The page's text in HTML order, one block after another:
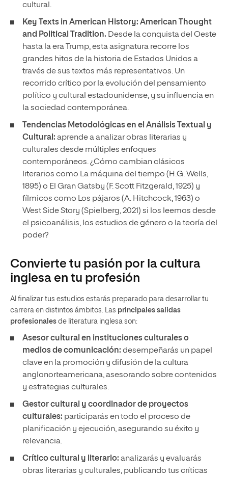
cultural.
Key Texts in American History: American Thought
and Political Tradition. Desde la conquista del Oeste
hasta la era Trump, esta asignatura recorre los
grandes hitos de la historia de Estados Unidos a
través de sus textos más representativos. Un
recorrido crítico por la evolución del pensamiento
político y cultural estadounidense, y su influencia en
la sociedad contemporánea.
Tendencias Metodológicas en el Análisis Textual y
Cultural: aprende a analizar obras literarias y
culturales desde múltiples enfoques
contemporáneos. ¿Cómo cambian clásicos
literarios como La máquina del tiempo (H.G. Wells,
1895) o El Gran Gatsby (F. Scott Fitzgerald, 1925) y
fílmicos como Los pájaros (A. Hitchcock, 1963) o
West Side Story (Spielberg, 2021) si los leemos desde
el psicoanálisis, los estudios de género o la teoría del
poder?
Convierte tu pasión por la cultura
inglesa en tu profesión
Al finalizar tus estudios estarás preparado para desarrollar tu
carrera en distintos ámbitos. Las principales salidas
profesionales de literatura inglesa son:
Asesor cultural en instituciones culturales o
medios de comunicación: desempeñarás un papel
clave en la promoción y difusión de la cultura
anglonorteamericana, asesorando sobre contenidos
y estrategias culturales.
Gestor cultural y coordinador de proyectos
culturales: participarás en todo el proceso de
planificación y ejecución, asegurando su éxito y
relevancia.
Crítico cultural y literario: analizarás y evaluarás
obras literarias y culturales, publicando tus críticas